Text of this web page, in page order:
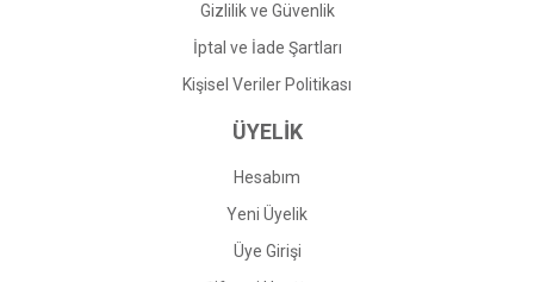
Gizlilik ve Güvenlik
İptal ve İade Şartları
Kişisel Veriler Politikası
ÜYELİK
Hesabım
Yeni Üyelik
Üye Girişi